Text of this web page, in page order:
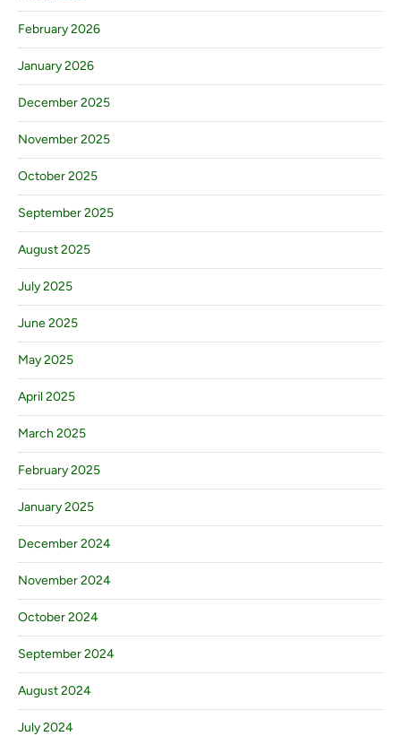
February 2026
January 2026
December 2025
November 2025
October 2025
September 2025
August 2025
July 2025
June 2025
May 2025
April 2025
March 2025
February 2025
January 2025
December 2024
November 2024
October 2024
September 2024
August 2024
July 2024